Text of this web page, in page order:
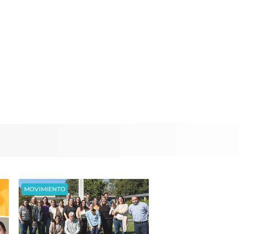
MOVIMIENTO